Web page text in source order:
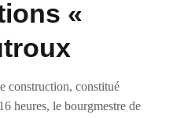
«
construction, constitué
heures, le bourgmestre de